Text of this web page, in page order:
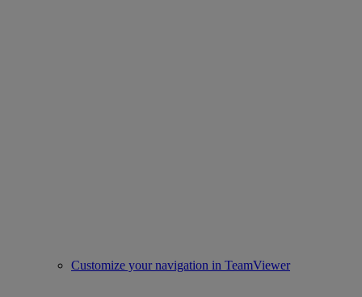
Customize your navigation in TeamViewer